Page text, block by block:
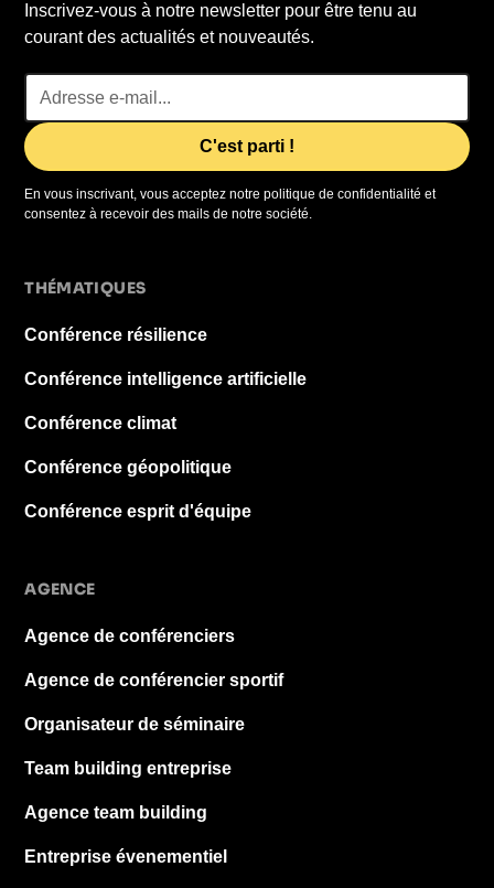
Inscrivez-vous à notre newsletter pour être tenu au
courant des actualités et nouveautés.
En vous inscrivant, vous acceptez notre politique de confidentialité et
consentez à recevoir des mails de notre société.
THÉMATIQUES
Conférence résilience
Conférence intelligence artificielle
Conférence climat
Conférence géopolitique
Conférence esprit d'équipe
AGENCE
Agence de conférenciers
Agence de conférencier sportif
Organisateur de séminaire
Team building entreprise
Agence team building
Entreprise évenementiel